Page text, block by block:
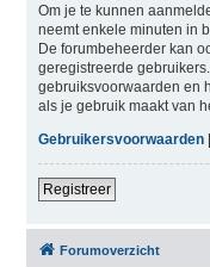
Om je te kunnen
neemt enkele minuten in
De forumbeheerder kan
geregistreerde
gebruiksvoorwaarden en
als je gebruik maakt van
Gebruikersvoorwaarden|
Registreer
Forumoverzicht